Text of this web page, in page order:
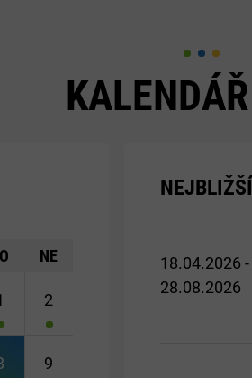
NE
2
9
18.04.2026 -
28.08.2026